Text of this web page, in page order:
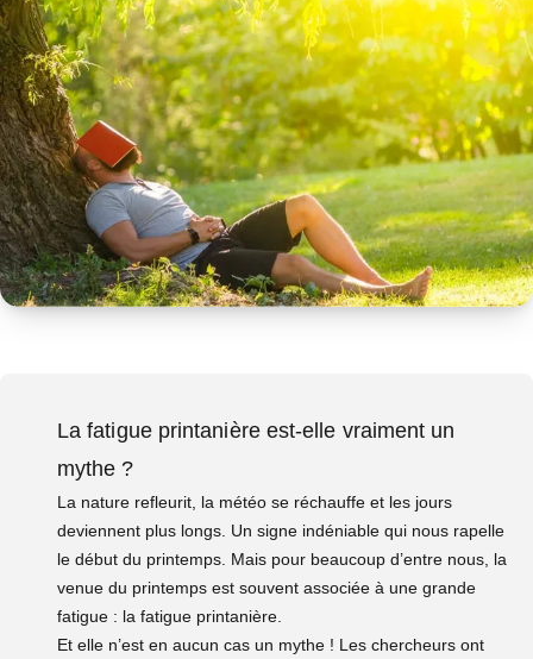
La fatigue printanière est-elle vraiment un
mythe ?
La nature refleurit, la météo se réchauffe et les jours
deviennent plus longs. Un signe indéniable qui nous rapelle
le début du printemps. Mais pour beaucoup d’entre nous, la
venue du printemps est souvent associée à une grande
fatigue : la fatigue printanière.
Et elle n’est en aucun cas un mythe ! Les chercheurs ont